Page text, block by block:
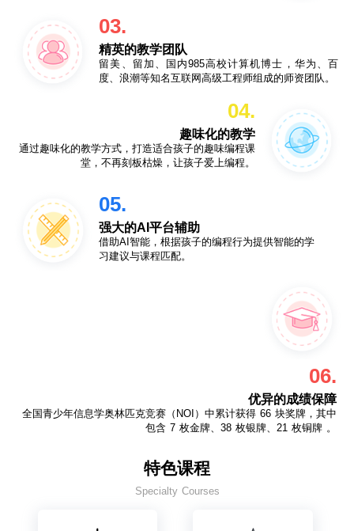
03.
精英的教学团队
留美、留加、国内985高校计算机博士，华为、百
度、浪潮等知名互联网高级工程师组成的师资团队。
04.
趣味化的教学
通过趣味化的教学方式，打造适合孩子的趣味编程课
堂，不再刻板枯燥，让孩子爱上编程。
05.
强大的AI平台辅助
借助AI智能，根据孩子的编程行为提供智能的学
习建议与课程匹配。
06.
优异的成绩保障
全国青少年信息学奥林匹克竞赛（NOI）中累计获得 66 块奖牌，其中
包含 7 枚金牌、38 枚银牌、21 枚铜牌 。
特色课程
Specialty Courses